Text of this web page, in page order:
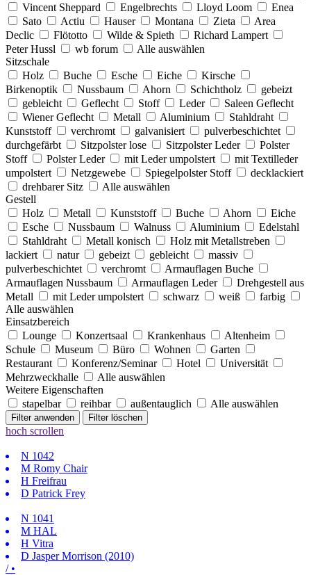
Vincent Sheppard
Engelbrechts Lloyd Loom
Enea
Sato
Actiu Hauser Montana Zieta
Area
Declic
Flötotto Wilde & Spieth
Richard Lampert
Peter Hussl
wb forum
Alle auswählen
Sitzschale
Holz
Buche Esche Eiche
Kirsche
Birkenoptik
Nussbaum Ahorn Schichtholz
gebeizt
gebleicht
Geflecht Stoff Leder
Saleen Geflecht
Wiener Geflecht
Metall Aluminium
Stahldraht
Kunststoff
verchromt galvanisiert
pulverbeschichtet
durchgefärbt
Sitzpolster lose Sitzpolster Leder
Polster
Stoff
Polster Leder mit Leder umpolstert
mit Textilleder
umpolstert
Netzgewebe Spiegelpolster Stoff
decklackiert
drehbarer Sitz
Alle auswählen
Gestell
Holz
Metall Kunststoff Buche Ahorn
Eiche
Esche
Nussbaum Walnuss Aluminium
Edelstahl
Stahldraht
Metall konisch
Holz mit Metallstreben
lackiert
natur gebeizt gebleicht
massiv
pulverbeschichtet
verchromt
Armauflagen Buche
Armauflagen Nussbaum
Armauflagen Leder
Drehgestell aus
Metall
mit Leder umpolstert schwarz weiß
farbig
Alle auswählen
Einsatzbereich
Lounge
Konzertsaal Krankenhaus
Altenheim
Schule
Museum Büro Wohnen
Garten
Restaurant
Konferenz/Seminar Hotel
Universität
Mehrzweckhalle
Alle auswählen
Weitere Eigenschaften
stapelbar
reihbar außentauglich Alle auswählen
hoch scrollen
N 1042
M Romy Chair
H Freifrau
D Patrick Frey
N 1041
M HAL
H Vitra
D Jasper Morrison (2010)
/ •